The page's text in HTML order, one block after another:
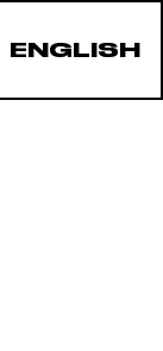
ENGLISH